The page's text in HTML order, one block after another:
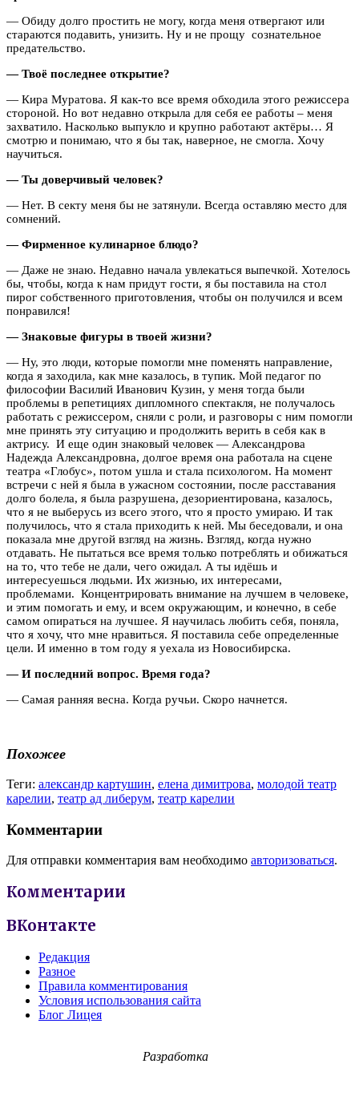
— Обиду долго простить не могу, когда меня отвергают или
стараются подавить, унизить. Ну и не прощу сознательное
предательство.
— Твоё последнее открытие?
— Кира Муратова. Я как-то все время обходила этого режиссера
стороной. Но вот недавно открыла для себя ее работы – меня
захватило. Насколько выпукло и крупно работают актёры… Я
смотрю и понимаю, что я бы так, наверное, не смогла. Хочу
научиться.
— Ты доверчивый человек?
— Нет. В секту меня бы не затянули. Всегда оставляю место для
сомнений.
— Фирменное кулинарное блюдо?
— Даже не знаю. Недавно начала увлекаться выпечкой. Хотелось
бы, чтобы, когда к нам придут гости, я бы поставила на стол
пирог собственного приготовления, чтобы он получился и всем
понравился!
— Знаковые фигуры в твоей жизни?
— Ну, это люди, которые помогли мне поменять направление,
когда я заходила, как мне казалось, в тупик. Мой педагог по
философии Василий Иванович Кузин, у меня тогда были
проблемы в репетициях дипломного спектакля, не получалось
работать с режиссером, сняли с роли, и разговоры с ним помогли
мне принять эту ситуацию и продолжить верить в себя как в
актрису. И еще один знаковый человек — Александрова
Надежда Александровна, долгое время она работала на сцене
театра «Глобус», потом ушла и стала психологом. На момент
встречи с ней я была в ужасном состоянии, после расставания
долго болела, я была разрушена, дезориентирована, казалось,
что я не выберусь из всего этого, что я просто умираю. И так
получилось, что я стала приходить к ней. Мы беседовали, и она
показала мне другой взгляд на жизнь. Взгляд, когда нужно
отдавать. Не пытаться все время только потреблять и обижаться
на то, что тебе не дали, чего ожидал. А ты идёшь и
интересуешься людьми. Их жизнью, их интересами,
проблемами. Концентрировать внимание на лучшем в человеке,
и этим помогать и ему, и всем окружающим, и конечно, в себе
самом опираться на лучшее. Я научилась любить себя, поняла,
что я хочу, что мне нравиться. Я поставила себе определенные
цели. И именно в том году я уехала из Новосибирска.
— И последний вопрос. Время года?
— Самая ранняя весна. Когда ручьи. Скоро начнется.
Похожее
Теги: александр картушин, елена димитрова, молодой театр
карелии, театр ад либерум, театр карелии
Комментарии
Для отправки комментария вам необходимо авторизоваться.
Комментарии
ВКонтакте
Редакция
Разное
Правила комментирования
Условия использования сайта
Блог Лицея
Разработка